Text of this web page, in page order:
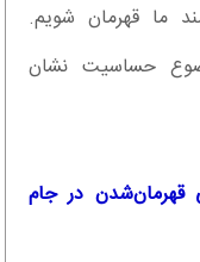
ما قهرمان شویم.
حساسیت نشان
قهرمان‌‌شدن در جام